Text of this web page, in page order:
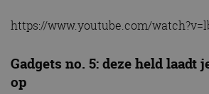
https://www.youtube.com/
Gadgets no. 5: deze held laadt
op